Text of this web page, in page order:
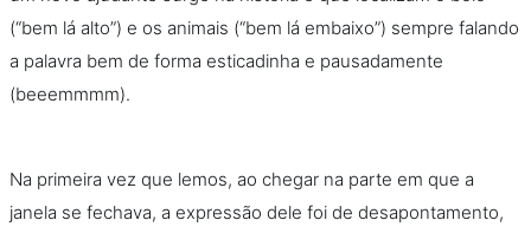
(“bem lá alto”) e os animais (“bem lá embaixo”) sempre falando
a palavra bem de forma esticadinha e pausadamente
(beeemmmm).
Na primeira vez que lemos, ao chegar na parte em que a
janela se fechava, a expressão dele foi de desapontamento,